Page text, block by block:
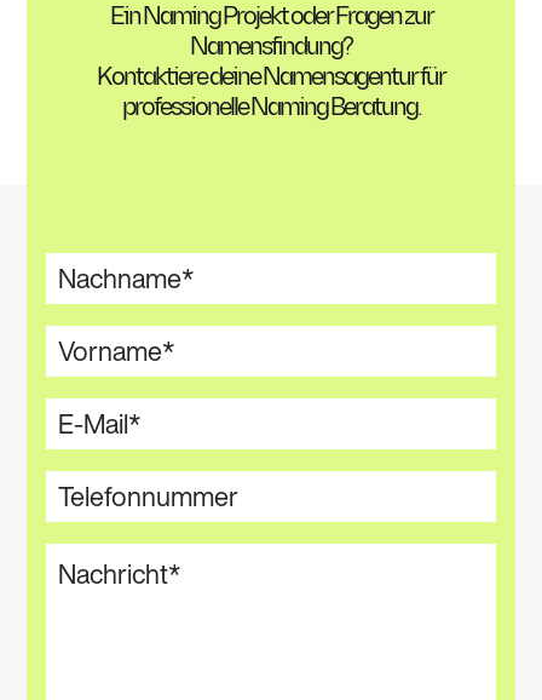
Ein Naming Projekt oder Fragen zur
Namensfindung?
Kontaktiere deine Namensagentur für
professionelle Naming Beratung.